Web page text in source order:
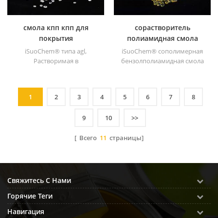
субстраты.
смола кпп кпп для
покрытия
iSuoChem® типа agl,
Растворимая в
растворителе
хлорированным
субстратов. имеет отличную
сорастворитель
полиамидная смола
dt501 для чернил
iSuoChem® сополимерная
бензолполиамидная смола
размягчения отличная
химическая стойкость.
1 2 3 4 5 6 7 8
9 10 >>
[ Всего 11 страницы]
Свяжитесь С Нами
Горячие Теги
Навигация